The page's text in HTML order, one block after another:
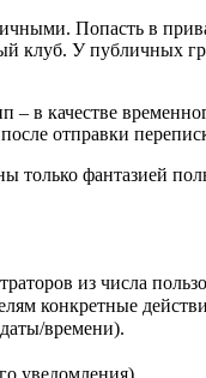
Попасть в
клуб. У публичных
в качестве
отправки
только фантазией
из числа
конкретные
времени).
уведомления).